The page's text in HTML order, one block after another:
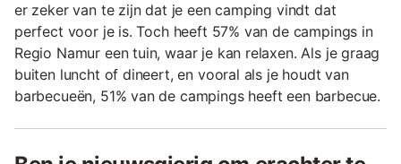
er zeker van te zijn dat je een camping vindt dat
perfect voor je is. Toch heeft 57% van de campings in
Regio Namur een tuin, waar je kan relaxen. Als je graag
buiten luncht of dineert, en vooral als je houdt van
barbecueën, 51% van de campings heeft een barbecue.